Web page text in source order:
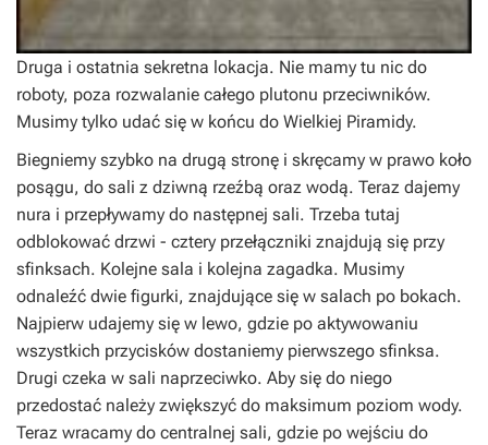
Druga i ostatnia sekretna lokacja. Nie mamy tu nic do
roboty, poza rozwalanie całego plutonu przeciwników.
Musimy tylko udać się w końcu do Wielkiej Piramidy.
Biegniemy szybko na drugą stronę i skręcamy w prawo koło
posągu, do sali z dziwną rzeźbą oraz wodą. Teraz dajemy
nura i przepływamy do następnej sali. Trzeba tutaj
odblokować drzwi - cztery przełączniki znajdują się przy
sfinksach. Kolejne sala i kolejna zagadka. Musimy
odnaleźć dwie figurki, znajdujące się w salach po bokach.
Najpierw udajemy się w lewo, gdzie po aktywowaniu
wszystkich przycisków dostaniemy pierwszego sfinksa.
Drugi czeka w sali naprzeciwko. Aby się do niego
przedostać należy zwiększyć do maksimum poziom wody.
Teraz wracamy do centralnej sali, gdzie po wejściu do